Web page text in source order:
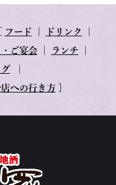
フード ドリンク
ご宴会｜ ランチ
｜
店への行き方